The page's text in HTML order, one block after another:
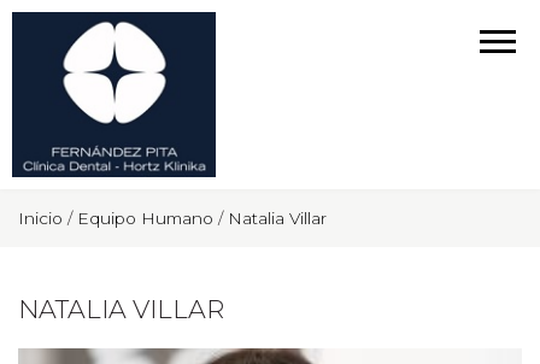
Inicio / Equipo Humano / Natalia Villar
NATALIA VILLAR